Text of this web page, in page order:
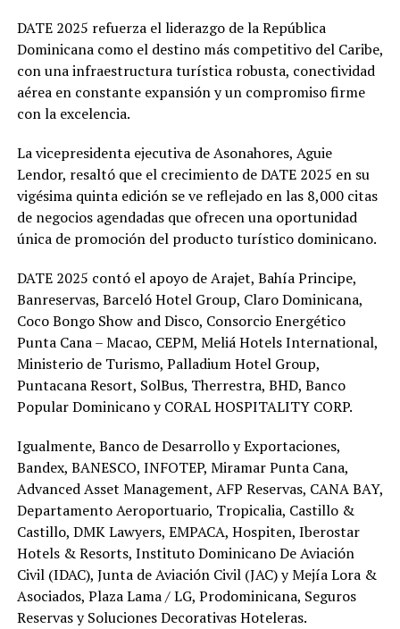
DATE 2025 refuerza el liderazgo de la República
Dominicana como el destino más competitivo del Caribe,
con una infraestructura turística robusta, conectividad
aérea en constante expansión y un compromiso firme
con la excelencia.
La vicepresidenta ejecutiva de Asonahores, Aguie
Lendor, resaltó que el crecimiento de DATE 2025 en su
vigésima quinta edición se ve reflejado en las 8,000 citas
de negocios agendadas que ofrecen una oportunidad
única de promoción del producto turístico dominicano.
DATE 2025 contó el apoyo de Arajet, Bahía Principe,
Banreservas, Barceló Hotel Group, Claro Dominicana,
Coco Bongo Show and Disco, Consorcio Energético
Punta Cana – Macao, CEPM, Meliá Hotels International,
Ministerio de Turismo, Palladium Hotel Group,
Puntacana Resort, SolBus, Therrestra, BHD, Banco
Popular Dominicano y CORAL HOSPITALITY CORP.
Igualmente, Banco de Desarrollo y Exportaciones,
Bandex, BANESCO, INFOTEP, Miramar Punta Cana,
Advanced Asset Management, AFP Reservas, CANA BAY,
Departamento Aeroportuario, Tropicalia, Castillo &
Castillo, DMK Lawyers, EMPACA, Hospiten, Iberostar
Hotels & Resorts, Instituto Dominicano De Aviación
Civil (IDAC), Junta de Aviación Civil (JAC) y Mejía Lora &
Asociados, Plaza Lama / LG, Prodominicana, Seguros
Reservas y Soluciones Decorativas Hoteleras.